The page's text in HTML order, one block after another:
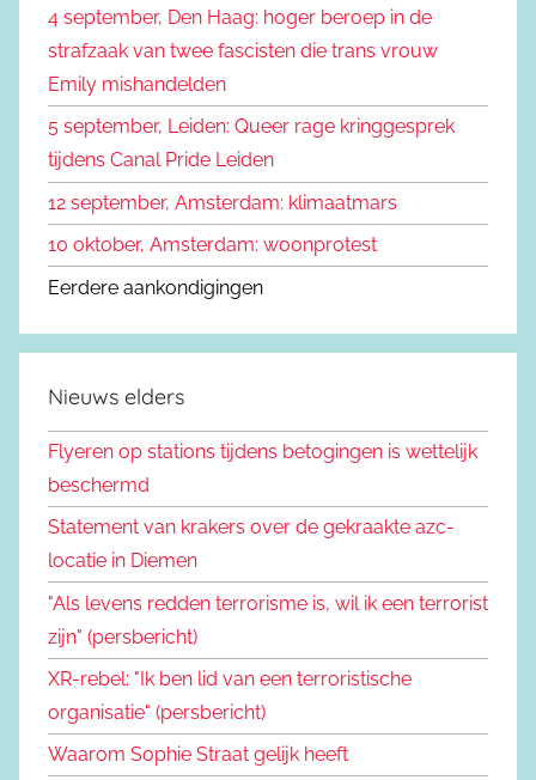
4 september, Den Haag: hoger beroep in de
strafzaak van twee fascisten die trans vrouw
Emily mishandelden
5 september, Leiden: Queer rage kringgesprek
tijdens Canal Pride Leiden
12 september, Amsterdam: klimaatmars
10 oktober, Amsterdam: woonprotest
Eerdere aankondigingen
Nieuws elders
Flyeren op stations tijdens betogingen is wettelijk
beschermd
Statement van krakers over de gekraakte azc-
locatie in Diemen
"Als levens redden terrorisme is, wil ik een terrorist
zijn" (persbericht)
XR-rebel: "Ik ben lid van een terroristische
organisatie" (persbericht)
Waarom Sophie Straat gelijk heeft